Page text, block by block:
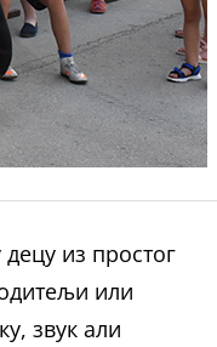
децу из простог
или
звук али